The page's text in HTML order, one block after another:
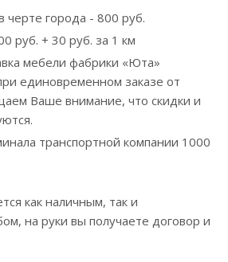
черте города - 800 руб.
руб. + 30 руб. за 1 км
мебели фабрики «Юта»
единовременном заказе от
Ваше внимание, что скидки и
транспортной компании 1000
как наличным, так и
на руки вы получаете договор и